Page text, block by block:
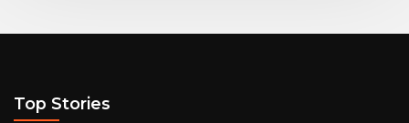
Top Stories